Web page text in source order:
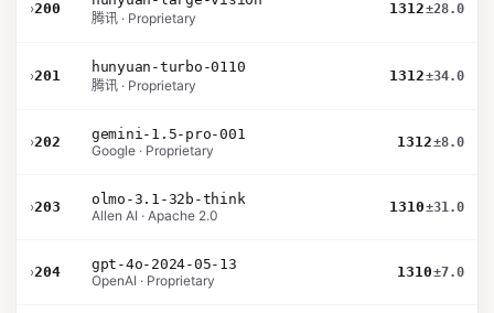
›200
腾讯 · Proprietary
1312±28.0
›201
hunyuan-turbo-0110
腾讯 · Proprietary
1312±34.0
›202
gemini-1.5-pro-001
Google · Proprietary
1312±8.0
›203
olmo-3.1-32b-think
Allen AI · Apache 2.0
1310±31.0
›204
gpt-4o-2024-05-13
OpenAI · Proprietary
1310±7.0